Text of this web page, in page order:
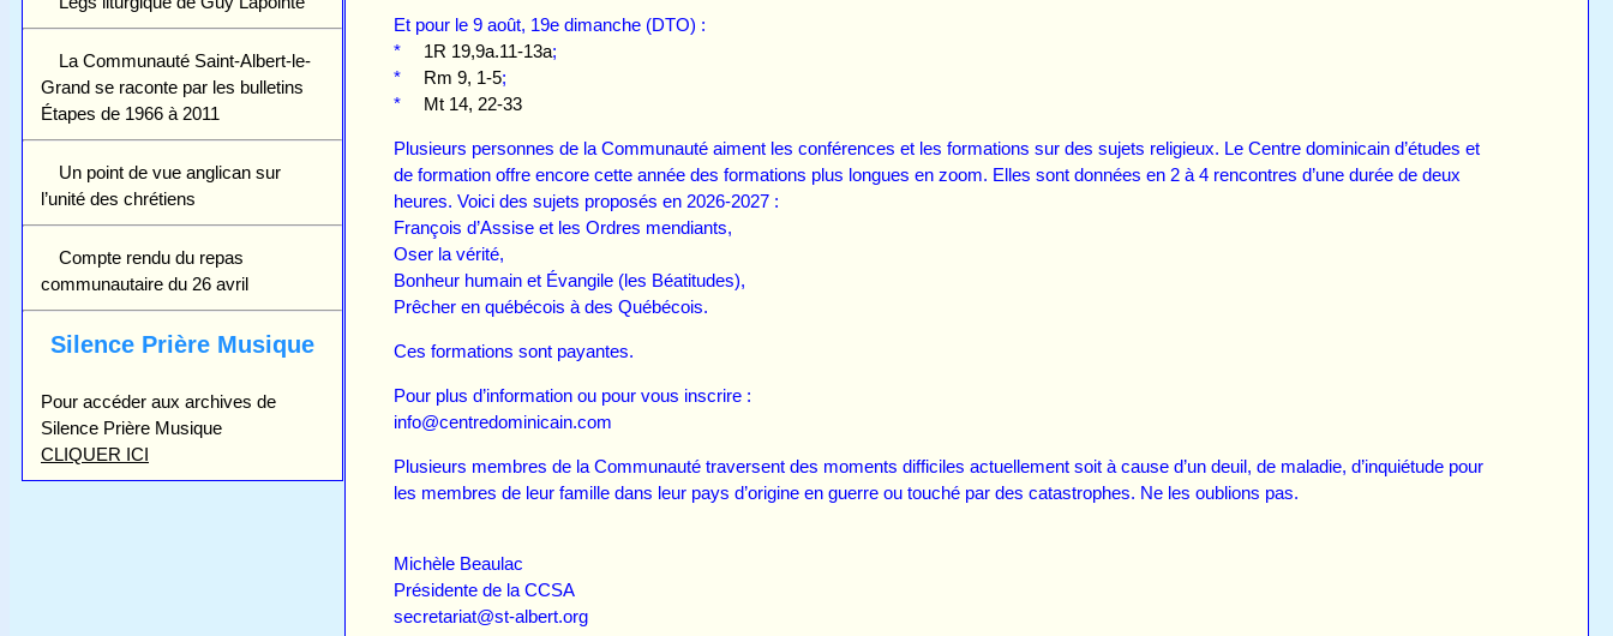
La Communauté Saint-Albert-le-
Grand se raconte par les bulletins
Étapes de 1966 à 2011
Un point de vue anglican sur
l’unité des chrétiens
Compte rendu du repas
communautaire du 26 avril
Silence Prière Musique
Pour accéder aux archives de
Silence Prière Musique
CLIQUER ICI
Et pour le 9 août, 19e dimanche (DTO) :
*
1R 19,9a.11-13a;
*
Rm 9, 1-5;
*
Mt 14, 22-33
Plusieurs personnes de la Communauté aiment les conférences et les formations sur des sujets religieux. Le Centre dominicain d’études et
de formation offre encore cette année des formations plus longues en zoom. Elles sont données en 2 à 4 rencontres d’une durée de deux
heures. Voici des sujets proposés en 2026-2027 :
François d’Assise et les Ordres mendiants,
Oser la vérité,
Bonheur humain et Évangile (les Béatitudes),
Prêcher en québécois à des Québécois.
Ces formations sont payantes.
Pour plus d’information ou pour vous inscrire :
info@centredominicain.com
Plusieurs membres de la Communauté traversent des moments difficiles actuellement soit à cause d’un deuil, de maladie, d’inquiétude pour
les membres de leur famille dans leur pays d’origine en guerre ou touché par des catastrophes. Ne les oublions pas.
Michèle Beaulac
Présidente de la CCSA
secretariat@st-albert.org